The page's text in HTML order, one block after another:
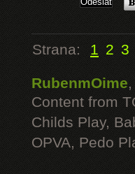
Strana: 1 2 3
RubenmOime,
Content from
Childs Play,
OPVA, Pedo